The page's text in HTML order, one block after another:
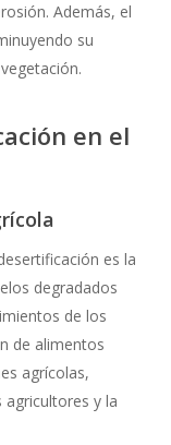
Además, el
su
en el
es la
degradados
de los
de alimentos
agrícolas,
agricultores y la